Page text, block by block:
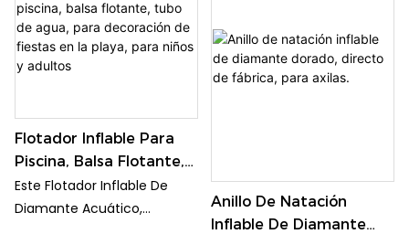
Flotador Inflable Para
Piscina, Balsa Flotante,
Tubo De Agua, Para
Decoración De Fiestas
Este Flotador Inflable De
Diamante Acuático,
Anillo De Natación
Inflable De Diamante